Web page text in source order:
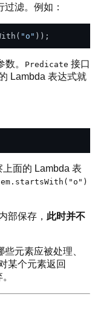
滤。例如：
"o"
数。 Predicate 接口
Lambda 表达式就
面的 Lambda 表
部保存， 此时并不
元素应被处理、
某个元素返回